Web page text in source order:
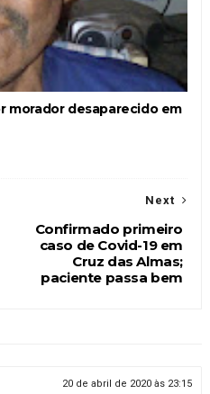
morador desaparecido em
Next
Confirmado primeiro
caso de Covid-19 em
Cruz das Almas;
paciente passa bem
20 de abril de 2020 às 23:15